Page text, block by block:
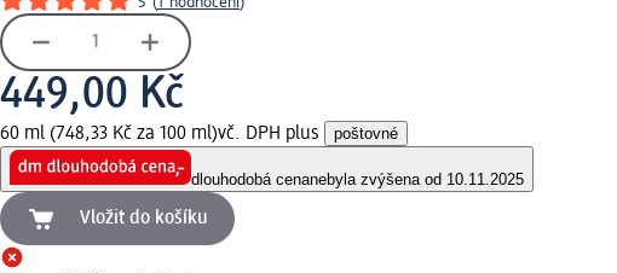
449,00 Kč
60 ml (748,33 Kč za 100 ml)vč. DPH plus poštovné
dlouhodobá cenanebyla zvýšena od 10.11.2025
Vložit do košíku